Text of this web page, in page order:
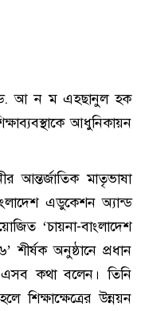
ড. আ ন ম এহছানুল হক
আধুনিকায়ন
আন্তর্জাতিক মাতৃভাষা
এডুকেশন অ্যান্ড
‘চায়না-বাংলাদেশ
অনুষ্ঠানে প্রধান
এসব কথা বলেন। তিনি
শিক্ষাক্ষেত্রের উন্নয়ন